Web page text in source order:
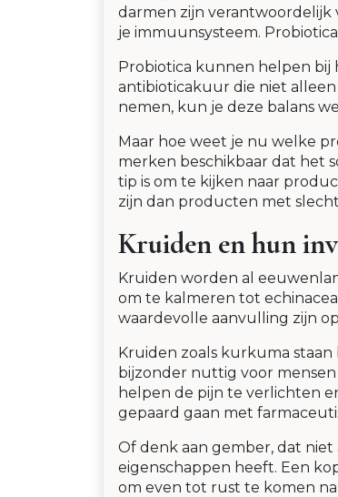
darmen zijn verantwoordelijk
je immuunsysteem.
Probiotica kunnen helpen bij
antibioticakuur die niet
nemen, kun je deze balans
Maar hoe weet je nu welke
merken beschikbaar dat het
tip is om te kijken naar
zijn dan producten met
Kruiden en hun
Kruiden worden al
om te kalmeren tot
waardevolle aanvulling zijn
Kruiden zoals kurkuma
bijzonder nuttig voor
helpen de pijn te verlichten
gepaard gaan met
Of denk aan gember, dat
eigenschappen heeft. Een
om even tot rust te komen